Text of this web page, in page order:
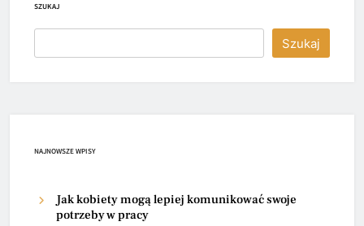
SZUKAJ
Szukaj
NAJNOWSZE WPISY
Jak kobiety mogą lepiej komunikować swoje
potrzeby w pracy